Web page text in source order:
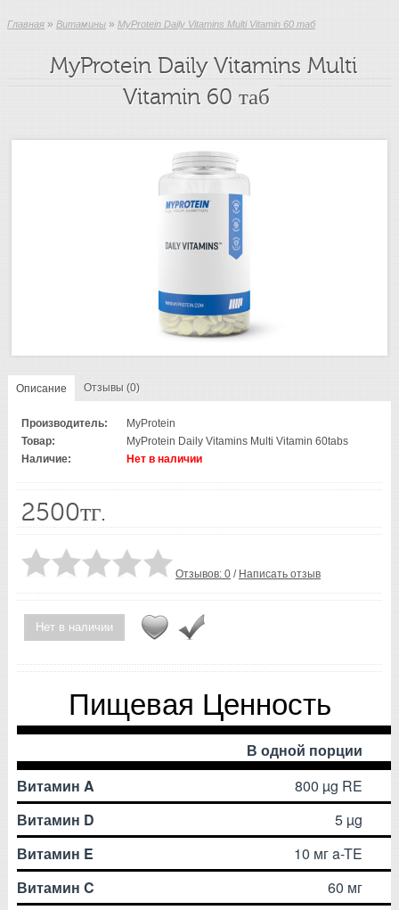
Главная » Витамины » MyProtein Daily Vitamins Multi Vitamin 60 таб
MyProtein Daily Vitamins Multi
Vitamin 60 таб
Описание Отзывы (0)
Производитель:
MyProtein
Товар:
MyProtein Daily Vitamins Multi Vitamin 60tabs
Наличие:
Нет в наличии
2500тг.
Отзывов: 0 / Написать отзыв
Нет в наличии
Пищевая Ценность
В одной порции
Витамин A
800 µg RE
Витамин D
5 µg
Витамин E
10 мг a-TE
Витамин C
60 мг